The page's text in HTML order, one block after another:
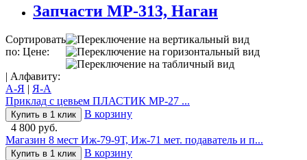
Запчасти МР-313, Наган
Сортировать
по: Цене:
| Алфавиту:
А-Я
Я-А
Приклад с цевьем ПЛАСТИК МР-27 ...
Купить в 1 клик
В корзину
4 800 руб.
Магазин 8 мест Иж-79-9Т, Иж-71 мет. подаватель и п...
Купить в 1 клик
В корзину